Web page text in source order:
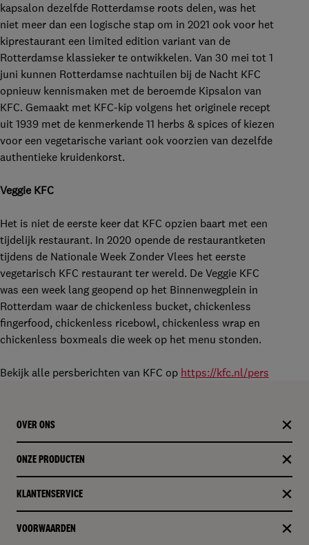
kapsalon dezelfde Rotterdamse roots delen, was het
niet meer dan een logische stap om in 2021 ook voor het
kiprestaurant een limited edition variant van de
Rotterdamse klassieker te ontwikkelen. Van 30 mei tot 1
juni kunnen Rotterdamse nachtuilen bij de Nacht KFC
opnieuw kennismaken met de beroemde Kipsalon van
KFC. Gemaakt met KFC-kip volgens het originele recept
uit 1939 met de kenmerkende 11 herbs & spices of kiezen
voor een vegetarische variant ook voorzien van dezelfde
authentieke kruidenkorst.
Veggie KFC
Het is niet de eerste keer dat KFC opzien baart met een
tijdelijk restaurant. In 2020 opende de restaurantketen
tijdens de Nationale Week Zonder Vlees het eerste
vegetarisch KFC restaurant ter wereld. De Veggie KFC
was een week lang geopend op het Binnenwegplein in
Rotterdam waar de chickenless bucket, chickenless
fingerfood, chickenless ricebowl, chickenless wrap en
chickenless boxmeals die week op het menu stonden.
Bekijk alle persberichten van KFC op https://kfc.nl/pers
OVER ONS
ONZE PRODUCTEN​
KLANTENSERVICE
VOORWAARDEN